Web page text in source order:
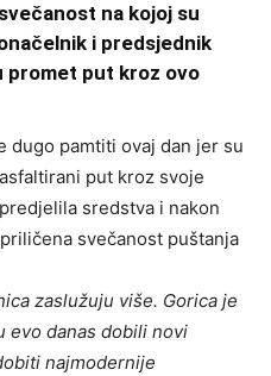
na kojoj su
i predsjednik
promet put kroz ovo
dugo pamtiti ovaj dan jer su
put kroz svoje
sredstva i nakon
svečanost puštanja
zaslužuju više. Gorica je
evo danas dobili novi
najmodernije